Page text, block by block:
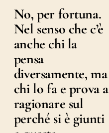
No, per fortuna.
Nel senso che c’è
anche chi la
pensa
diversamente, ma
chi lo fa e prova a
ragionare sul
perché si è giunti